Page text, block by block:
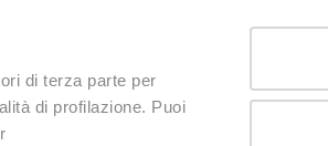
di terza parte per
di profilazione. Puoi